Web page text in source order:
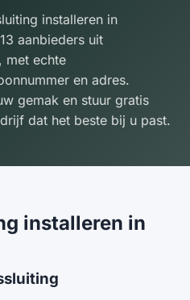
installeren in
aanbieders uit
met echte
en adres.
gemak en stuur gratis
dat het beste bij u past.
installeren in